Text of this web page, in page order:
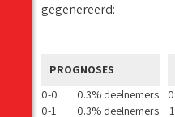
gegenereerd:
PROGNOSES
0-0
0.3% deelnemers
0-1
0.3% deelnemers
0
1